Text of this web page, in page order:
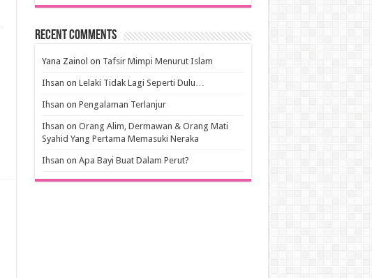
Recent Comments
Yana Zainol on Tafsir Mimpi Menurut Islam
Ihsan on Lelaki Tidak Lagi Seperti Dulu…
Ihsan on Pengalaman Terlanjur
Ihsan on Orang Alim, Dermawan & Orang Mati
Syahid Yang Pertama Memasuki Neraka
Ihsan on Apa Bayi Buat Dalam Perut?